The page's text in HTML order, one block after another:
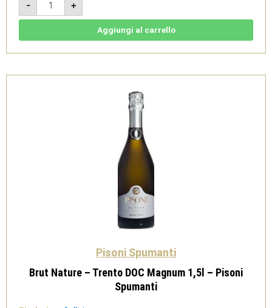
-
Blanc
Trento
-
quantità
+
Aggiungi al carrello
Pisoni Spumanti
Brut Nature – Trento DOC Magnum 1,5l – Pisoni
Spumanti